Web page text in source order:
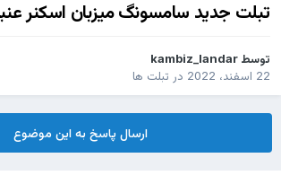
تبلت جدید سامسونگ میزبان اسکنر
توسط kambiz_landar
22 اسفند، 2022
در تبلت ها
ارسال پاسخ به این موضوع